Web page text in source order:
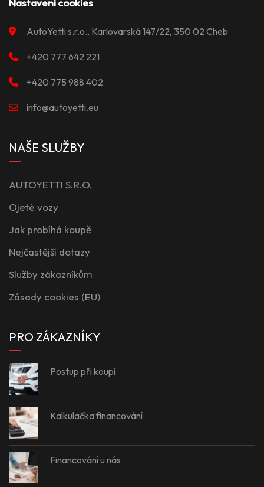
AutoYetti s.r.o., Karlovarská 147/22, 350 02 Cheb
+420 777 642 221
+420 775 988 402
info@autoyetti.eu
NAŠE SLUŽBY
AUTOYETTI S.R.O.
Ojeté vozy
Jak probíhá koupě
Nejčastější dotazy
Služby zákazníkům
Zásady cookies (EU)
PRO ZÁKAZNÍKY
Postup při koupi
Kalkulačka financování
Financování u nás